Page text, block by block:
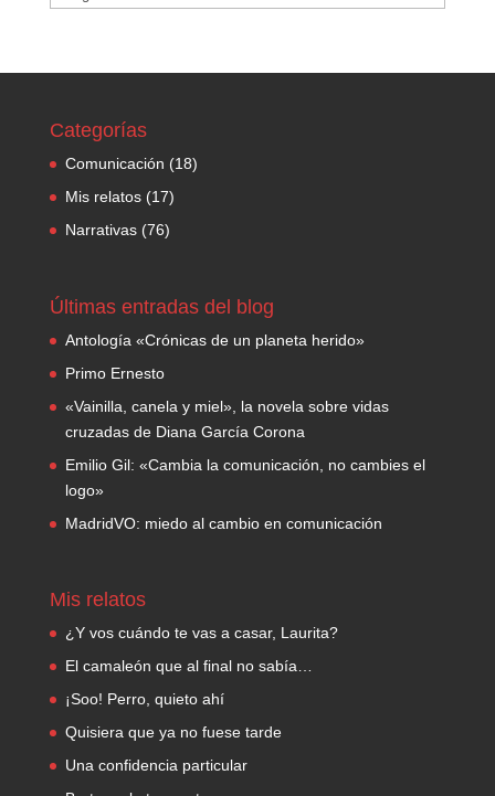
del
Categorías
Comunicación (18)
Mis relatos(17)
Narrativas(76)
Últimas entradas del blog
Antología «Crónicas de un planeta herido»
Primo Ernesto
«Vainilla, canela y miel», la novela sobre vidas
cruzadas de Diana García Corona
Emilio Gil: «Cambia la comunicación, no cambies el
logo»
MadridVO: miedo al cambio en comunicación
Mis relatos
¿Y vos cuándo te vas a casar, Laurita?
El camaleón que al final no sabía…
¡Soo! Perro, quieto ahí
Quisiera que ya no fuese tarde
Una confidencia particular